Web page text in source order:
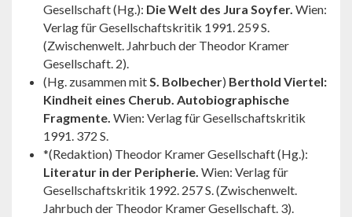
Gesellschaft (Hg.): Die Welt des Jura Soyfer. Wien:
Verlag für Gesell­schafts­kritik 1991. 259 S.
(Zwischen­welt. Jahrbuch der Theodor Kramer
Gesellschaft. 2).
(Hg. zusammen mit S. Bolbecher) Berthold Viertel:
Kind­heit eines Cherub. Autobiographische
Fragmente. Wien: Verlag für Gesellschaftskritik
1991. 372 S.
*(Redaktion) Theodor Kramer Gesellschaft (Hg.):
Literatur in der Peripherie. Wien: Verlag für
Gesellschaftskritik 1992. 257 S. (Zwischenwelt.
Jahrbuch der Theodor Kramer Gesellschaft. 3).